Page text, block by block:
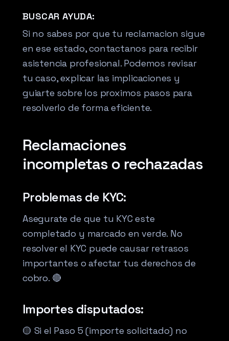
BUSCAR AYUDA:
Si no sabes por que tu reclamacion sigue
en ese estado, contactanos para recibir
asistencia profesional. Podemos revisar
tu caso, explicar las implicaciones y
guiarte sobre los proximos pasos para
resolverlo de forma eficiente.
Reclamaciones
incompletas o rechazadas
Problemas de KYC:
Asegurate de que tu KYC este
completado y marcado en verde. No
resolver el KYC puede causar retrasos
importantes o afectar tus derechos de
cobro. 🔴
Importes disputados:
🟡 Si el Paso 5 (importe solicitado) no